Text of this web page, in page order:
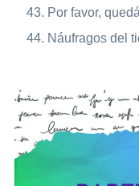
Por favor,
Náufragos del